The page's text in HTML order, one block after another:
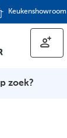
Keukenshowroom